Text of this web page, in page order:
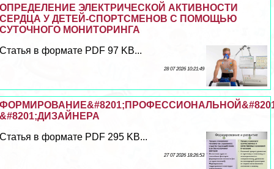
ОПРЕДЕЛЕНИЕ ЭЛЕКТРИЧЕСКОЙ АКТИВНОСТИ
СЕРДЦА У ДЕТЕЙ-СПОРТСМЕНОВ С ПОМОЩЬЮ
СУТОЧНОГО МОНИТОРИНГА
Статья в формате PDF 97 KB...
28 07 2026 10:21:49
&#8201;ДИЗАЙНЕРА
Статья в формате PDF 295 KB...
27 07 2026 18:26:53